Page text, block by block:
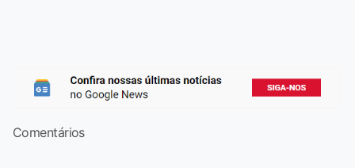
Comentários